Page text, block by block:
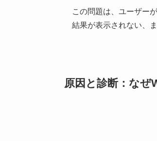
この問題は、ユーザー
結果が表示されない、
原因と診断：な